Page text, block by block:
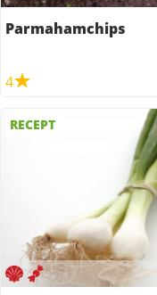
Parmahamchips
4
RECEPT